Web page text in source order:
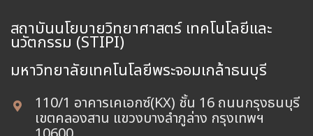
สถาบันนโยบายวิทยาศาสตร์ เทคโนโลยีและ
นวัตกรรม (STIPI)
110/1 อาคารเคเอกซ์(KX) ชั้น 16 ถนนกรุงธนบุรี
เขตคลองสาน แขวงบางลำภูล่าง กรุงเทพฯ